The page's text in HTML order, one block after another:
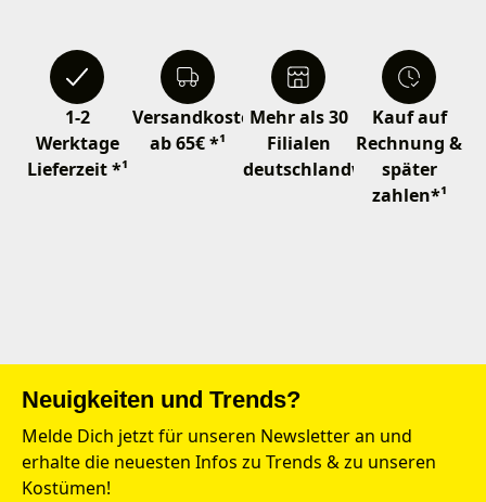
1-2
Werktage
Lieferzeit *¹
Versandkostenfrei
ab 65€ *¹
Mehr als 30
Filialen
deutschlandweit
Kauf auf
Rechnung &
später
zahlen*¹
Neuigkeiten und Trends?
Melde Dich jetzt für unseren Newsletter an und
erhalte die neuesten Infos zu Trends & zu unseren
Kostümen!